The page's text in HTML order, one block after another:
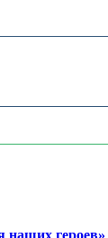
героев»